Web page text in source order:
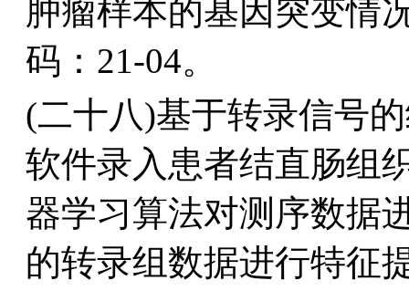
肿瘤样本的基因突变情
码：21-04。
(二十八)基于转录信号
软件录入患者结直肠组
器学习算法对测序数据
的转录组数据进行特征